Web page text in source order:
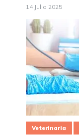
14 Julio 2025
Veterinaria